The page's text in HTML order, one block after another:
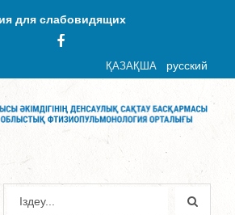
для слабовидящих
ҚАЗАҚША русский